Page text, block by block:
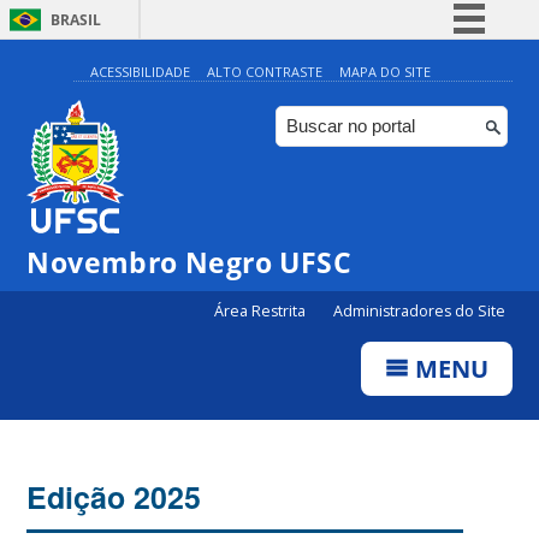
BRASIL
Simplifique!
Comunica BR
Participe
ACESSIBILIDADE ALTO CONTRASTE MAPA DO SITE
Novembro Negro UFSC
Área Restrita Administradores do Site
MENU
Edição 2025